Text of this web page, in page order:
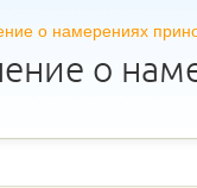
о намерениях
о